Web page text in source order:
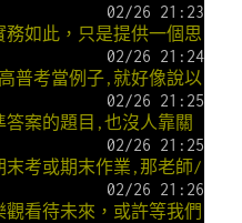
02/26 21:23
如此，只是提供一個思
02/26 21:24
普考當例子,就好像說以
02/26 21:25
案的題目,也沒人靠關
02/26 21:25
末考或期末作業,那老師/
02/26 21:26
看待未來，或許等我們